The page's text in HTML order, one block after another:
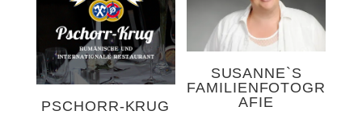
PSCHORR-KRUG
SUSANNE`S
FAMILIENFOTOGR
AFIE